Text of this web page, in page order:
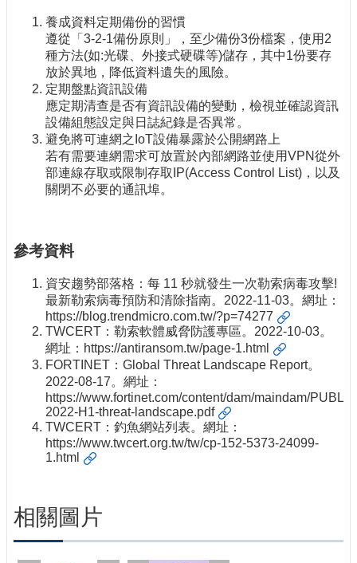
養成資料定期備份的習慣
遵從「3-2-1備份原則」，至少備份3份檔案，使用2
種方法(如:光碟、外接式硬碟等)儲存，其中1份要存
放於異地，降低資料遺失的風險。
定期盤點資訊設備
應定期清查是否有資訊設備的變動，檢視並確認資訊
設備組態設定與日誌紀錄是否異常。
避免將可連網之IoT設備暴露於公開網路上
若有需要連網需求可放置於內部網路並使用VPN從外
部連線存取或限制存取IP(Access Control List)，以及
關閉不必要的通訊埠。
參考資料
資安趨勢部落格：每 11 秒就發生一次勒索病毒攻擊!
最新勒索病毒預防和清除指南。2022-11-03。網址：
https://blog.trendmicro.com.tw/?p=74277
TWCERT：勒索軟體威脅防護專區。2022-10-03。
網址： https://antiransom.tw/page-1.html
FORTINET：Global Threat Landscape Report。
2022-08-17。網址：
https://www.fortinet.com/content/dam/maindam/
2022-H1-threat-landscape.pdf
TWCERT：釣魚網站列表。網址：
https://www.twcert.org.tw/tw/cp-152-5373-24099-
1.html
相關圖片